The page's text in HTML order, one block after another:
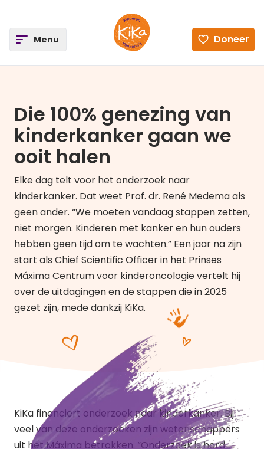
Open
Menu Doneer
Die 100% genezing van
kinderkanker gaan we
ooit halen
Elke dag telt voor het onderzoek naar
kinderkanker. Dat weet Prof. dr. René Medema als
geen ander. “We moeten vandaag stappen zetten,
niet morgen. Kinderen met kanker en hun ouders
hebben geen tijd om te wachten.” Een jaar na zijn
start als Chief Scientific Officer in het Prinses
Máxima Centrum voor kinderoncologie vertelt hij
over de uitdagingen en de stappen die in 2025
gezet zijn, mede dankzij KiKa.
KiKa financiert onderzoek naar kinderkanker. Bij
veel van deze onderzoeken zijn wetenschappers
uit het Máxima betrokken. “Onderzoek is hard